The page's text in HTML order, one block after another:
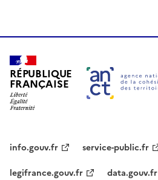
RÉPUBLIQUE
FRANÇAISE
info.gouv.fr
service-public.fr
legifrance.gouv.fr
data.gouv.fr